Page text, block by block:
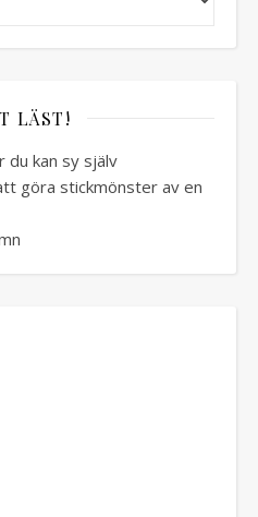
LÄST!
du kan sy själv
göra stickmönster av en